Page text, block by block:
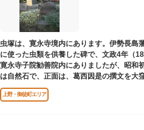
虫塚は、寛永寺境内にあります。伊勢長島
に使った虫類を供養した碑で、文政4年（
寛永寺子院勧善院内にありましたが、昭和
は自然石で、正面は、葛西因是の撰文を大
池五山の自筆の詩が刻まれています。
上野・御徒町エリア